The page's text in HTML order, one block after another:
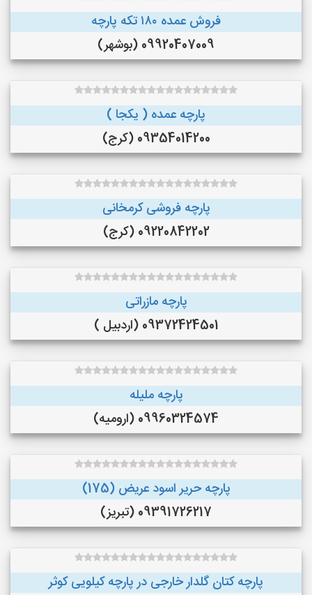
فروش عمده ۱۸۰ تکه پارچه
09920407009 (بوشهر)
پارچه عمده ( یکجا )
09354014200 (کرج)
پارچه فروشی کرمخانی
09220842202 (کرج)
پارچه مازراتی
09372424501 (اردبیل )
پارچه ملیله
09960324574 (ارومیه)
پارچه حریر اسود عریض (175)
09391726217 (تبریز)
پارچه کتان گلدار خارجی در پارچه کیلویی کوثر